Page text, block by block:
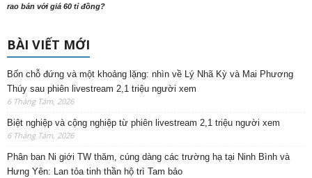
rao bán với giá 60 tỉ đồng?
BÀI VIẾT MỚI
Bốn chỗ đứng và một khoảng lặng: nhìn về Lý Nhã Kỳ và Mai Phương
Thúy sau phiên livestream 2,1 triệu người xem
6 Tháng Tám, 2026
Biệt nghiệp và cộng nghiệp từ phiên livestream 2,1 triệu người xem
6 Tháng Tám, 2026
Phân ban Ni giới TW thăm, cúng dàng các trường hạ tại Ninh Bình và
Hưng Yên: Lan tỏa tinh thần hộ trì Tam bảo